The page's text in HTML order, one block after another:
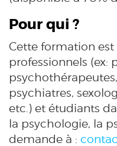
Pour qui ?
Cette formation est
professionnels (ex:
psychiatres,
etc.) et étudiants
la psychologie, la
demande à :